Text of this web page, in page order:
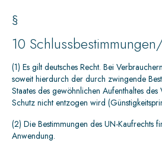
§
10
(1) Es gilt deutsches Recht. Bei
soweit hierdurch der durch zwingende
Staates des gewöhnlichen Aufenthaltes
Schutz nicht entzogen wird
(2) Die Bestimmungen des UN-Kaufrechts
Anwendung.